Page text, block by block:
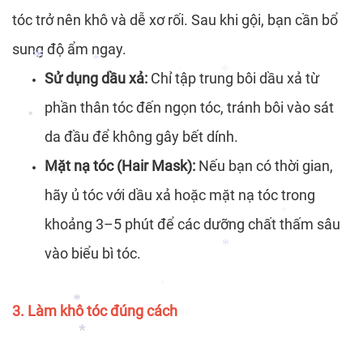
*
*
*
*
tóc trở nên khô và dễ xơ rối. Sau khi gội, bạn cần bổ
sung độ ẩm ngay.
Sử dụng dầu xả: Chỉ tập trung bôi dầu xả từ
phần thân tóc đến ngọn tóc, tránh bôi vào sát
da đầu để không gây bết dính.
Mặt nạ tóc (Hair Mask): Nếu bạn có thời gian,
hãy ủ tóc với dầu xả hoặc mặt nạ tóc trong
khoảng 3–5 phút để các dưỡng chất thấm sâu
vào biểu bì tóc.
3. Làm khô tóc đúng cách